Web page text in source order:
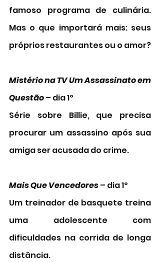
famoso programa de culinária.
Mas o que importará mais: seus
próprios restaurantes ou o amor?
Mistério na TV Um Assassinato em
Questão – dia 1º
Série sobre Billie, que precisa
procurar um assassino após sua
amiga ser acusada do crime.
Mais Que Vencedores – dia 1º
Um treinador de basquete treina
uma adolescente com
dificuldades na corrida de longa
distância.